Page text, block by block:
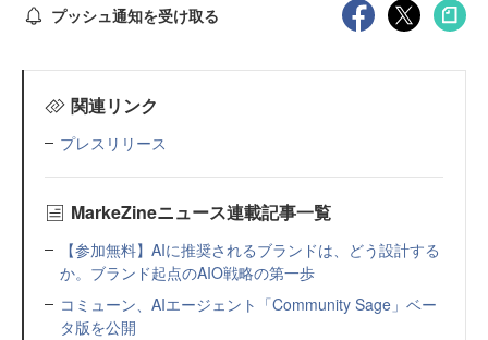
プッシュ通知を受け取る
関連リンク
プレスリリース
MarkeZineニュース連載記事一覧
【参加無料】AIに推奨されるブランドは、どう設計する
か。ブランド起点のAIO戦略の第一歩
コミューン、AIエージェント「Community Sage」ベー
タ版を公開